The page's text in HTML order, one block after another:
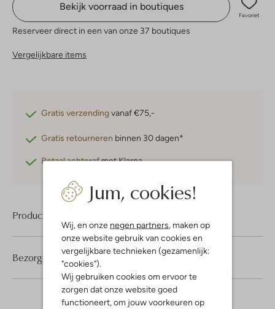
Jum, cookies!
Wij, en onze negen partners , maken op
onze website gebruik van cookies en
vergelijkbare technieken (gezamenlijk:
"cookies").
Wij gebruiken cookies om ervoor te
zorgen dat onze website goed
functioneert, om jouw voorkeuren op
Bekijk voorraad in boutiques
Favoriet
Reserveer direct in een van onze 37 boutiques
Vergelijkbare items
Gratis verzendingvanaf €75,-
Gratis retourneren binnen 30 dagen*
Betaal achterafmet Klarna
Product informatie
Bezorgen & retourneren